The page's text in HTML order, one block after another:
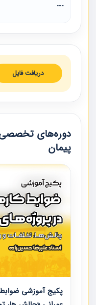
---
دریافت فایل
دوره‌های تخصصی
پیمان
پکیج آموزشی